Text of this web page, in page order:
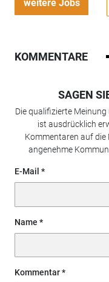
weitere Jobs
KOMMENTARE
SAGEN
Die qualifizierte
ist ausdrücklich
Kommentaren auf die
angenehme
E-Mail
Name
Kommentar